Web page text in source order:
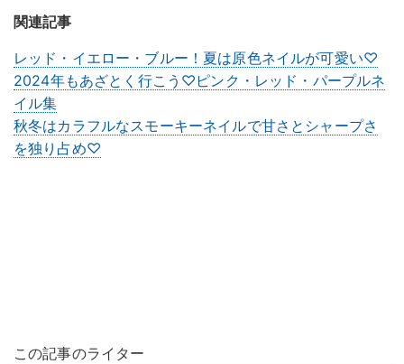
関連記事
レッド・イエロー・ブルー！夏は原色ネイルが可愛い♡
2024年もあざとく行こう♡ピンク・レッド・パープルネ
イル集
秋冬はカラフルなスモーキーネイルで甘さとシャープさ
を独り占め♡
この記事のライター